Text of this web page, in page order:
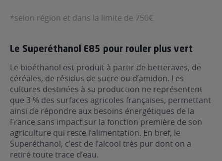
*selon région et dans la limite de 750€
Le Superéthanol E85 pour rouler plus vert
Le bioéthanol est produit à partir de betteraves, de
céréales, de résidus de sucre ou d’amidon. Les
cultures destinées à sa production ne représentent
que 3 % des surfaces agricoles françaises, permettant
ainsi de répondre aux besoins énergétiques de la
France sans impact sur la fonction première de son
agriculture qui reste l’alimentation. En bref, le
Superéthanol, c’est de l’alcool très pur dont on a
retiré toute trace d’eau.